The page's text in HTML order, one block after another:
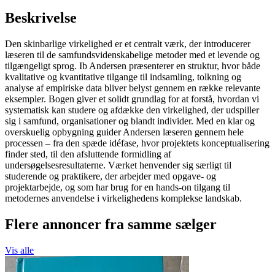
Beskrivelse
Den skinbarlige virkelighed er et centralt værk, der introducerer
læseren til de samfundsvidenskabelige metoder med et levende og
tilgængeligt sprog. Ib Andersen præsenterer en struktur, hvor både
kvalitative og kvantitative tilgange til indsamling, tolkning og
analyse af empiriske data bliver belyst gennem en række relevante
eksempler. Bogen giver et solidt grundlag for at forstå, hvordan vi
systematisk kan studere og afdække den virkelighed, der udspiller
sig i samfund, organisationer og blandt individer. Med en klar og
overskuelig opbygning guider Andersen læseren gennem hele
processen – fra den spæde idéfase, hvor projektets konceptualisering
finder sted, til den afsluttende formidling af
undersøgelsesresultaterne. Værket henvender sig særligt til
studerende og praktikere, der arbejder med opgave- og
projektarbejde, og som har brug for en hands-on tilgang til
metodernes anvendelse i virkelighedens komplekse landskab.
Flere annoncer fra samme sælger
Vis alle